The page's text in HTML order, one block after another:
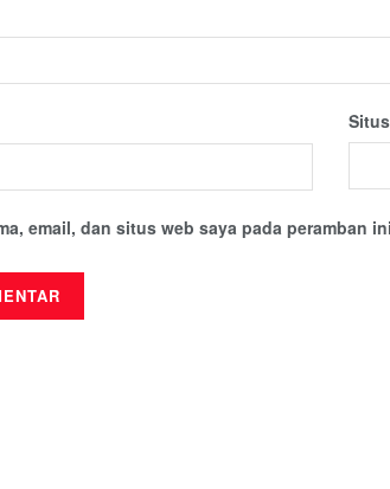
email, dan situs web saya pada peramban